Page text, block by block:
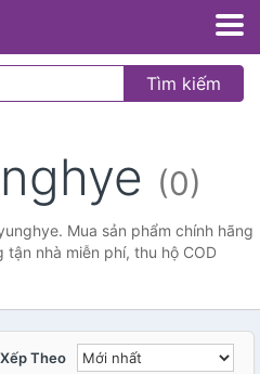
Tìm kiếm
(0)
Mua sản phẩm chính hãng
nhà miễn phí, thu hộ COD
Theo